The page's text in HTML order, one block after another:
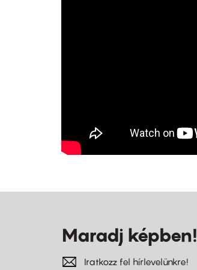
Maradj képben!
Iratkozz fel hírlevelünkre!